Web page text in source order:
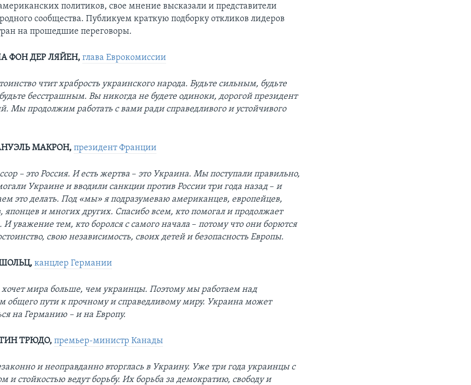
политиков, свое мнение высказали и представители
сообщества. Публикуем краткую подборку откликов лидеров
на прошедшие переговоры.
ФОН ДЕР ЛЯЙЕН, глава Еврокомиссии
чтит храбрость украинского народа. Будьте сильным, будьте
бесстрашным. Вы никогда не будете одиноки, дорогой президент
Мы продолжим работать с вами ради справедливого и устойчивого
МАКРОН, президент Франции
– это Россия. И есть жертва – это Украина. Мы поступали правильно,
Украине и вводили санкции против России три года назад – и
это делать. Под «мы» я подразумеваю американцев, европейцев,
японцев и многих других. Спасибо всем, кто помогал и продолжает
И уважение тем, кто боролся с самого начала – потому что они борются
свою независимость, своих детей и безопасность Европы.
канцлер Германии
мира больше, чем украинцы. Поэтому мы работаем над
общего пути к прочному и справедливому миру. Украина может
на Германию – и на Европу.
ТРЮДО, премьер-министр Канады
и неоправданно вторглась в Украину. Уже три года украинцы с
и стойкостью ведут борьбу. Их борьба за демократию, свободу и